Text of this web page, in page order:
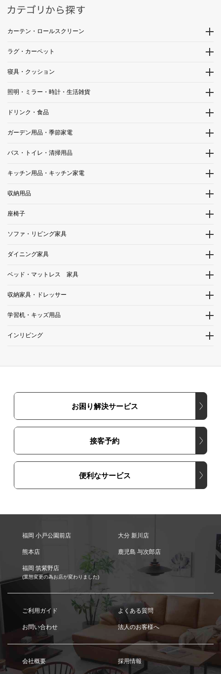
カーテン・ロールスクリーン
ラグ・カーペット
寝具・クッション
照明・ミラー・時計・生活雑貨
ドリンク・食品
ガーデン用品・季節家電
バス・トイレ・清掃用品
キッチン用品・キッチン家電
収納用品
座椅子
ソファ・リビング家具
ダイニング家具
ベッド・マットレス 家具
収納家具・ドレッサー
学習机・キッズ用品
インリビング
お困り解決サービス
接客予約
便利なサービス
福岡 小戸公園前店 大分 新川店
熊本店 鹿児島 与次郎店
福岡 筑紫野店
(業態変更の為お店が変わりました)
ご利用ガイド よくある質問
お問い合わせ 法人のお客様へ
会社概要 採用情報